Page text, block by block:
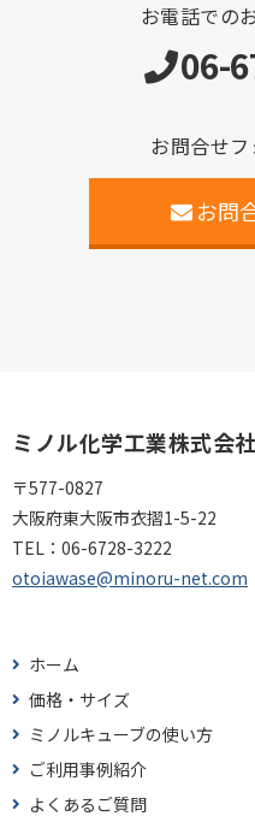
お電話での
06-
お問合せ
お問
ミノル化学工業株式会社
〒577-0827
大阪府東大阪市衣摺1-5-22
TEL： 06-6728-3222
otoiawase@minoru-net.com
ホーム
価格・サイズ
ミノルキューブの使い方
ご利用事例紹介
よくあるご質問